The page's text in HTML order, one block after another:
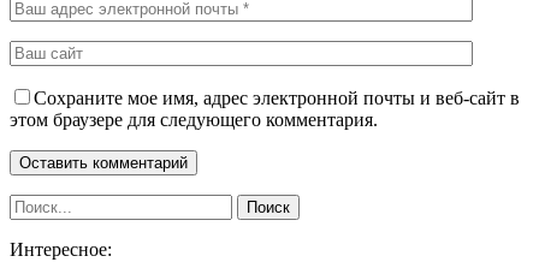
Сохраните мое имя, адрес электронной почты и веб-сайт в
этом браузере для следующего комментария.
Интересное: